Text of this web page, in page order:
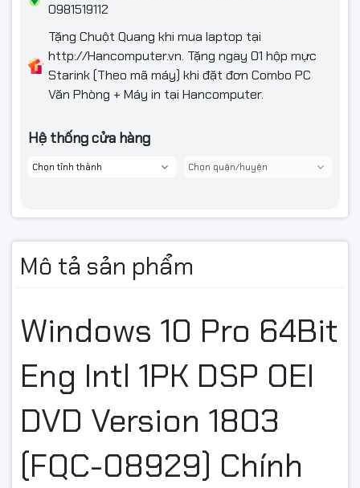
0981519112
Tặng Chuột Quang khi mua laptop tại
http://Hancomputer.vn. Tặng ngay 01 hộp mực
Starink (Theo mã máy) khi đặt đơn Combo PC
Văn Phòng + Máy in tại Hancomputer.
Hệ thống cửa hàng
Mô tả sản phẩm
Windows 10 Pro 64Bit
Eng Intl 1PK DSP OEI
DVD Version 1803
(FQC-08929) Chính